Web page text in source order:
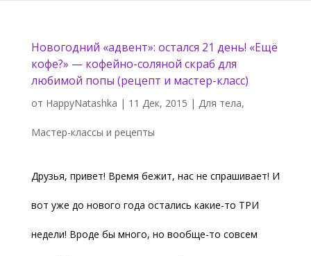
Новогодний «адвент»: остался 21 день! «Ещё
кофе?» — кофейно-соляной скраб для
любимой попы (рецепт и мастер-класс)
от HappyNatashka | 11 Дек, 2015 | Для тела,
Мастер-классы и рецепты
Друзья, привет! Время бежит, нас не спрашивает! И
вот уже до нового года остались какие-то ТРИ
недели! Вроде бы много, но вообще-то совсем